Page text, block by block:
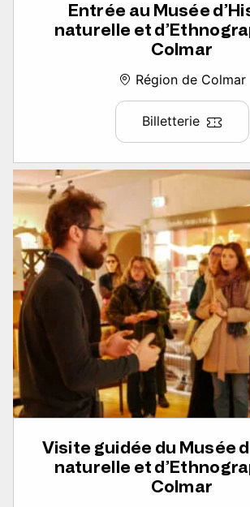
Entrée au Musée
naturelle et
Colmar
Région de Colmar
Billetterie
Visite guidée du Musée
naturelle et
Colmar